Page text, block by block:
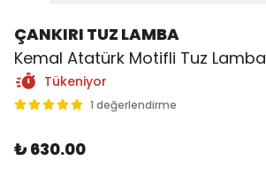
ÇANKIRI TUZ LAMBA
Kemal Atatürk Motifli Tuz Lamba
Tükeniyor
1 değerlendirme
₺ 630.00